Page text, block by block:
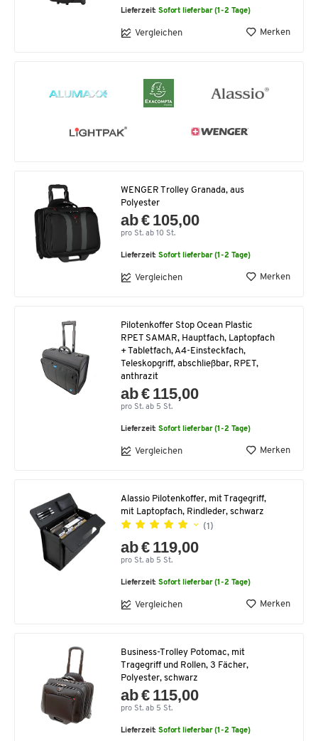
Lieferzeit:Sofort lieferbar (1-2 Tage)
Vergleichen Merken
WENGER Trolley Granada, aus
Polyester
ab € 105,00
pro St. ab 10 St.
Lieferzeit:Sofort lieferbar (1-2 Tage)
Vergleichen Merken
Pilotenkoffer Stop Ocean Plastic
RPET SAMAR, Hauptfach, Laptopfach
+ Tabletfach, A4-Einsteckfach,
Teleskopgriff, abschließbar, RPET,
anthrazit
ab € 115,00
pro St. ab 5 St.
Lieferzeit:Sofort lieferbar (1-2 Tage)
Vergleichen Merken
Alassio Pilotenkoffer, mit Tragegriff,
mit Laptopfach, Rindleder, schwarz
(1)
ab € 119,00
pro St. ab 5 St.
Lieferzeit:Sofort lieferbar (1-2 Tage)
Vergleichen Merken
Business-Trolley Potomac, mit
Tragegriff und Rollen, 3 Fächer,
Polyester, schwarz
ab € 115,00
pro St. ab 5 St.
Lieferzeit:Sofort lieferbar (1-2 Tage)